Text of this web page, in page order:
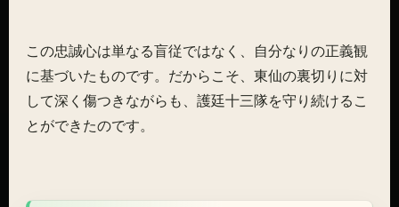
この忠誠心は単なる盲従ではなく、自分なりの正義観
に基づいたものです。だからこそ、東仙の裏切りに対
して深く傷つきながらも、護廷十三隊を守り続けるこ
とができたのです。